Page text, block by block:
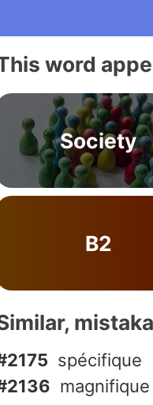
word
Society
B2
spécifique
magnifique